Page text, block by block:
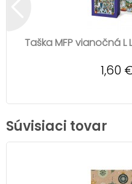
Taška MFP vianočná L
1,60
Súvisiaci tovar